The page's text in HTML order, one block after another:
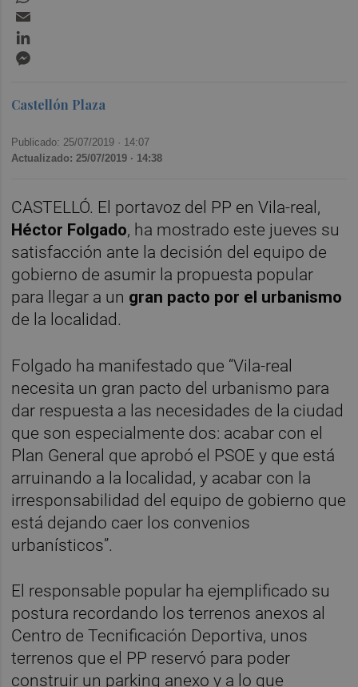
Castellón Plaza
Publicado: 25/07/2019 · 14:07
Actualizado: 25/07/2019 · 14:38
CASTELLÓ. El portavoz del PP en Vila-real,
Héctor Folgado, ha mostrado este jueves su
satisfacción ante la decisión del equipo de
gobierno de asumir la propuesta popular
para llegar a un gran pacto por el urbanismo
de la localidad.
Folgado ha manifestado que “Vila-real
necesita un gran pacto del urbanismo para
dar respuesta a las necesidades de la ciudad
que son especialmente dos: acabar con el
Plan General que aprobó el PSOE y que está
arruinando a la localidad, y acabar con la
irresponsabilidad del equipo de gobierno que
está dejando caer los convenios
urbanísticos”.
El responsable popular ha ejemplificado su
postura recordando los terrenos anexos al
Centro de Tecnificación Deportiva, unos
terrenos que el PP reservó para poder
construir un parking anexo y a lo que